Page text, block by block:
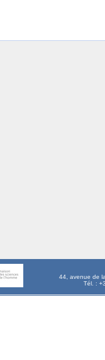
44, avenue de
Tél. :